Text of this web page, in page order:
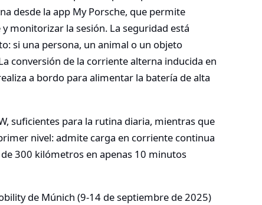
desde la app My Porsche, que permite
monitorizar la sesión. La seguridad está
si una persona, un animal o un objeto
conversión de la corriente alterna inducida en
a bordo para alimentar la batería de alta
suficientes para la rutina diaria, mientras que
nivel: admite carga en corriente continua
300 kilómetros en apenas 10 minutos
de Múnich (9-14 de septiembre de 2025)